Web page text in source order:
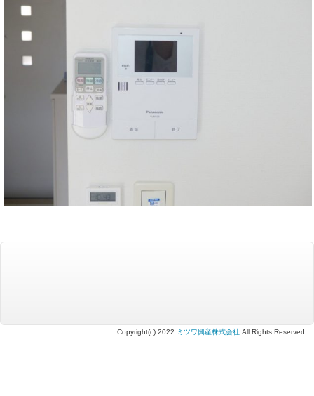
Copyright(c) 2022 ミツワ興産株式会社 All Rights Reserved.